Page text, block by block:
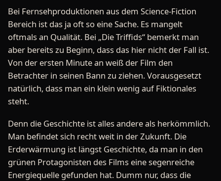
Bei Fernsehproduktionen aus dem Science-Fiction
Bereich ist das ja oft so eine Sache. Es mangelt
oftmals an Qualität. Bei „Die Triffids“ bemerkt man
aber bereits zu Beginn, dass das hier nicht der Fall ist.
Von der ersten Minute an weiß der Film den
Betrachter in seinen Bann zu ziehen. Vorausgesetzt
natürlich, dass man ein klein wenig auf Fiktionales
steht.
Denn die Geschichte ist alles andere als herkömmlich.
Man befindet sich recht weit in der Zukunft. Die
Erderwärmung ist längst Geschichte, da man in den
grünen Protagonisten des Films eine segenreiche
Energiequelle gefunden hat. Dumm nur, dass die